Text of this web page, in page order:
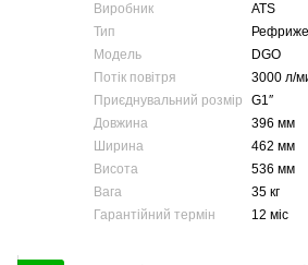
Виробник
ATS
Тип
Модель
DGO
Потік повітря
3000 л/
Приєднувальний розмір
G1″
Довжина
396 мм
Ширина
462 мм
Висота
536 мм
Вага
35 кг
Гарантійний термін
12 міс